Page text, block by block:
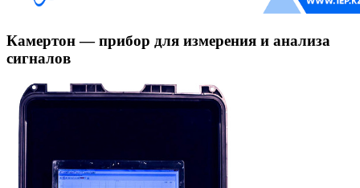
Камертон — прибор для измерения и анализа
сигналов